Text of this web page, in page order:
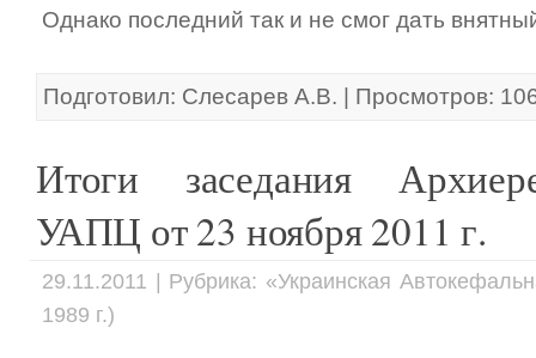
Однако последний так и не смог дать
Подготовил: Слесарев А.В. | Просмотров:
Итоги заседания
УАПЦ от 23 ноября 2011 г.
29.11.2011 | Рубрика: «Украинская
1989 г.)